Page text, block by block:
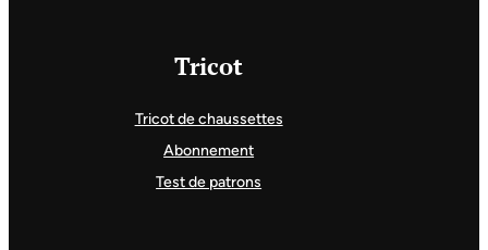
Tricot
Tricot de chaussettes
Abonnement
Test de patrons